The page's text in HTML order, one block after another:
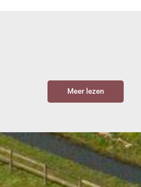
Meer lezen